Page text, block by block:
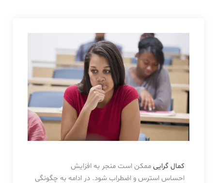
کمال گراییممکن است منجر به افزایش
احساس استرس و اضطراب شود. در ادامه به چگونگی